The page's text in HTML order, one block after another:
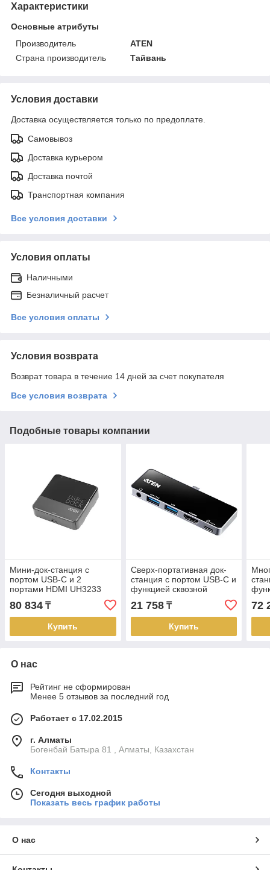
Характеристики
Основные атрибуты
Производитель
ATEN
Страна производитель
Тайвань
Условия доставки
Доставка осуществляется только по предоплате.
Самовывоз
Доставка курьером
Доставка почтой
Транспортная компания
Все условия доставки
Условия оплаты
Наличными
Безналичный расчет
Все условия оплаты
Условия возврата
Возврат товара в течение 14 дней за счет покупателя
Все условия возврата
Подобные товары компании
Мини-док-станция с
портом USB-C и 2
портами HDMI UH3233
80 834 ₸
Купить
Сверх-портативная док-
станция с портом USB-C и
функцией сквозной
передачи питания
UH3238 ATEN
21 758₸
Купить
72
О нас
Рейтинг не сформирован
Менее 5 отзывов за последний год
Работает с 17.02.2015
г. Алматы
Богенбай Батыра 81 , Алматы, Казахстан
Контакты
Сегодня выходной
Показать весь график работы
О нас